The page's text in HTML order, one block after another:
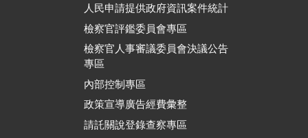
人民申請提供政府資訊案件統計
檢察官評鑑委員會專區
檢察官人事審議委員會決議公告
專區
內部控制專區
政策宣導廣告經費彙整
請託關說登錄查察專區